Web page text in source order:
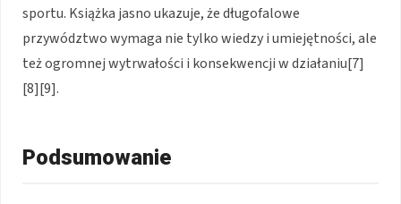
sportu. Książka jasno ukazuje, że długofalowe
przywództwo wymaga nie tylko wiedzy i umiejętności, ale
też ogromnej wytrwałości i konsekwencji w działaniu[7]
[8][9].
Podsumowanie